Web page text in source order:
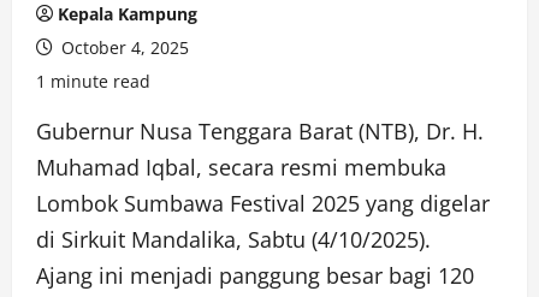
Kepala Kampung
October 4, 2025
1 minute read
Gubernur Nusa Tenggara Barat (NTB), Dr. H.
Muhamad Iqbal, secara resmi membuka
Lombok Sumbawa Festival 2025 yang digelar
di Sirkuit Mandalika, Sabtu (4/10/2025).
Ajang ini menjadi panggung besar bagi 120